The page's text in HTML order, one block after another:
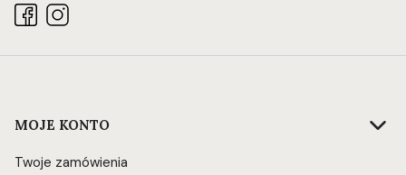
Linki w stopce
MOJE KONTO
Twoje zamówienia